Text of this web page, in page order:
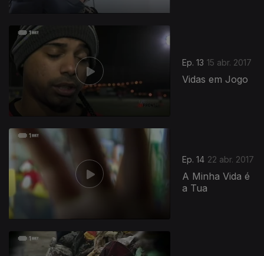
Ep. 13 15 abr. 2017
Vidas em Jogo
Ep. 14 22 abr. 2017
A Minha Vida é
a Tua